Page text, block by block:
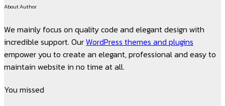
About Author
We mainly focus on quality code and elegant design with
incredible support. OurWordPress themes and plugins
empower you to create an elegant, professional and easy to
maintain website in no time at all.
You missed